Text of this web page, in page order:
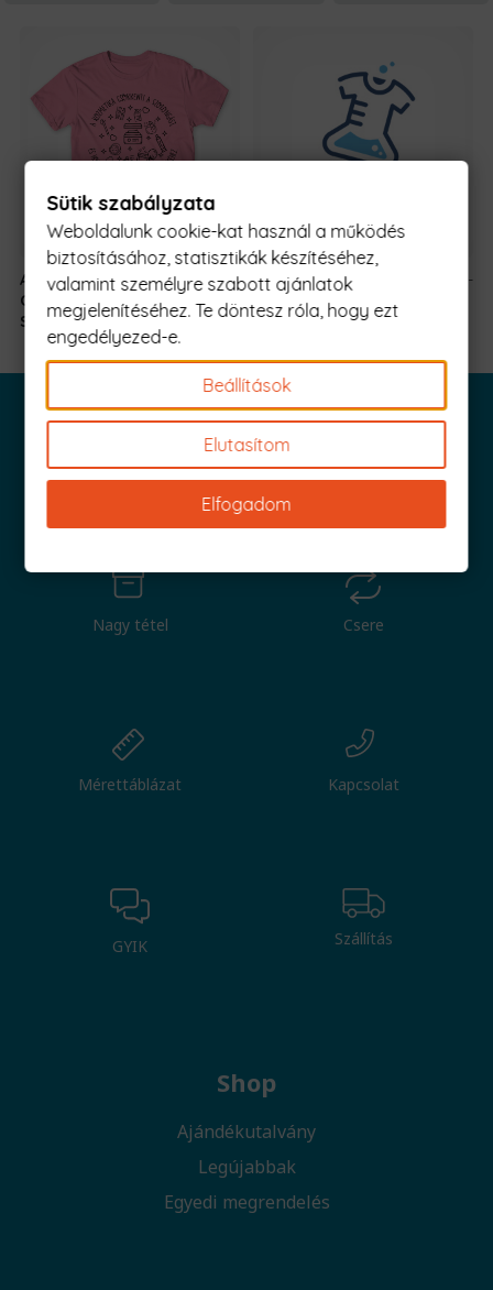
A Kozmetika
Csökkenti a
Szorongást
5990 Ft-
tól
A Kozmetika
Csökkenti a
Szorongást
-
Iratkozz fel és küldjük is az 1000 Ft értékű kuponod!
Nagy tétel Csere
Mérettáblázat Kapcsolat
GYIK Szállítás
Shop
Ajándékutalvány
Legújabbak
Egyedi megrendelés
Sütik szabályzata
Weboldalunk cookie-kat használ a működés
biztosításához, statisztikák készítéséhez,
valamint személyre szabott ajánlatok
megjelenítéséhez. Te döntesz róla, hogy ezt
engedélyezed-e.
Beállítások
Elutasítom
Elfogadom